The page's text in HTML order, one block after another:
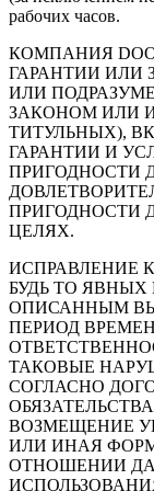
рабочих часов.
КОМПАНИЯ
ГАРАНТИИ ИЛИ
ИЛИ
ЗАКОНОМ ИЛИ
ТИТУЛЬНЫХ),
ГАРАНТИИ И
ПРИГОДНОСТИ
ПРИГОДНОСТИ
ЦЕЛЯХ.
ИСПРАВЛЕНИЕ
БУДЬ ТО
ОПИСАННЫМ
ПЕРИОД
ТАКОВЫЕ
СОГЛАСНО
ВОЗМЕЩЕНИЕ
ИЛИ ИНАЯ
ОТНОШЕНИИ